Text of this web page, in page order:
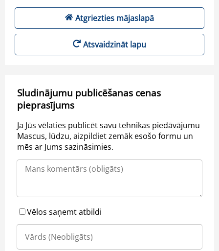
Atgriezties mājaslapā
Atsvaidzināt lapu
Sludinājumu publicēšanas cenas
pieprasījums
Ja Jūs vēlaties publicēt savu tehnikas piedāvājumu
Mascus, lūdzu, aizpildiet zemāk esošo formu un
mēs ar Jums sazināsimies.
Vēlos saņemt atbildi